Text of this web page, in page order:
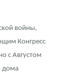
войны,
Конгресс
с Августом
дома